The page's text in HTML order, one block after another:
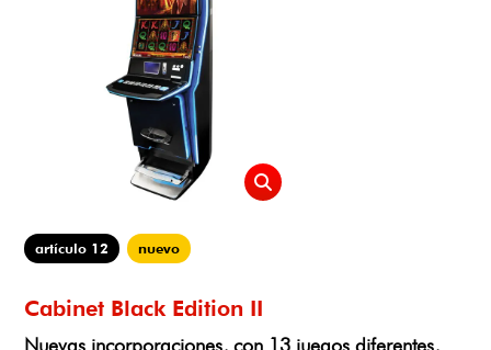
Cabinet Black Edition II
Nuevas incorporaciones, con 13 juegos diferentes,
artículo 12 nuevo